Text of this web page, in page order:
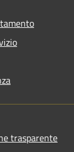
trasparente